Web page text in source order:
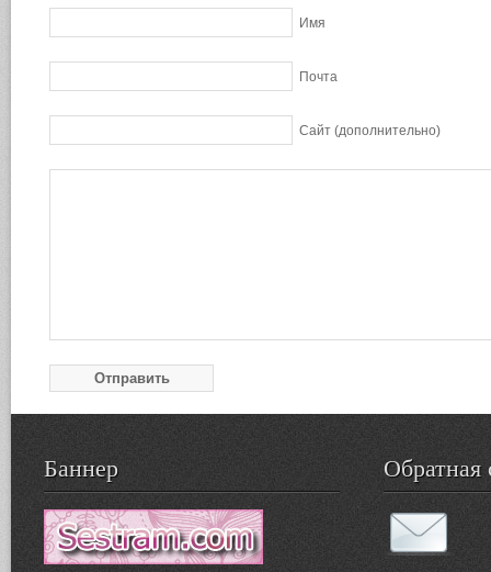
Имя
Почта
Сайт (дополнительно)
Баннер Обратная